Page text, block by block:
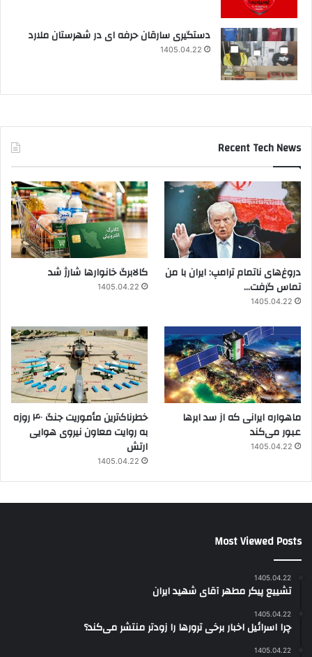
دستگیری سارقان حرفه ای در شهرستان ملارد
1405.04.22
Recent Tech News
دروغ‌های ناتمام ترامپ: ایران با من
تماس گرفت…
1405.04.22
کالابرگ خانوارها شارژ شد
1405.04.22
ماهواره ایرانی که از سد ابرها
عبور می‌کند
1405.04.22
خطرناک‌ترین مأموریت جنگ ۴۰ روزه
به روایت معاون نیروی هوایی
ارتش
1405.04.22
Most Viewed Posts
1405.04.22
تشییع پیکر مطهر آقای شهید ایران
1405.04.22
چرا اسرائیل اخبار برخی ترورها را زودتر منتشر می‌کند؟
1405.04.22